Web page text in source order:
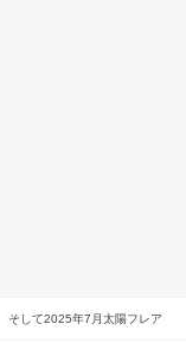
して2025年7月太陽フレア